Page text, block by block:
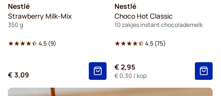
Nestlé
Strawberry Milk-Mix
350 g
4.5(9)
€ 3,09
Nestlé
Choco Hot Classic
10 zakjes instant chocolademelk
4.5(75)
€ 2,95
€ 0,30 / kop